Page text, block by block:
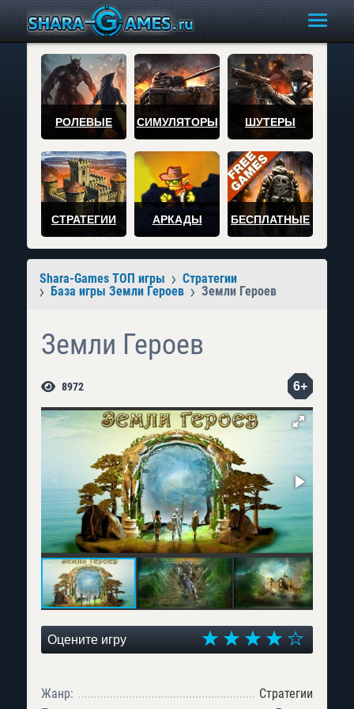
РОЛЕВЫЕ СИМУЛЯТОРЫ ШУТЕРЫ
СТРАТЕГИИ АРКАДЫ БЕСПЛАТНЫЕ
Shara-Games ТОП игры
Стратегии
База игры Земли Героев
Земли Героев
Земли Героев
8972 6+
Оцените игру
Жанр:
Стратегии